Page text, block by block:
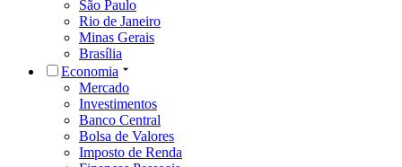
São Paulo
Rio de Janeiro
Minas Gerais
Brasília
Economia
Mercado
Investimentos
Banco Central
Bolsa de Valores
Imposto de Renda